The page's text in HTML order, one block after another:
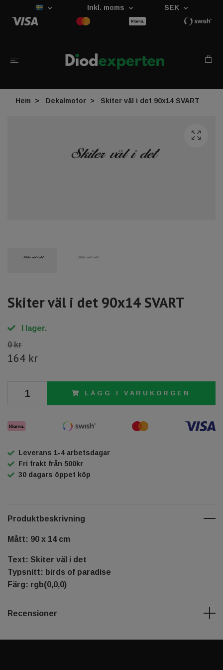
Inkl. moms SEK
Hem Dekalmotor Skiter väl i det 90x14 SVART
Skiter väl i det 90x14 SVART
I lager.
0 kr
164 kr
LÄGG I VARUKORGEN
Leverans 1-4 arbetsdagar
Fri frakt från 500kr
30 dagars öppet köp
Produktbeskrivning
Mått: 90 x 14 cm
Text: Skiter väl i det
Typsnitt: birds of paradise
Färg: rgb(0,0,0)
Recensioner